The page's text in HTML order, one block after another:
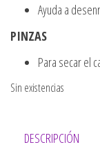
Ayuda a
PINZAS
Para secar el
Sin existencias
DESCRIPCIÓN